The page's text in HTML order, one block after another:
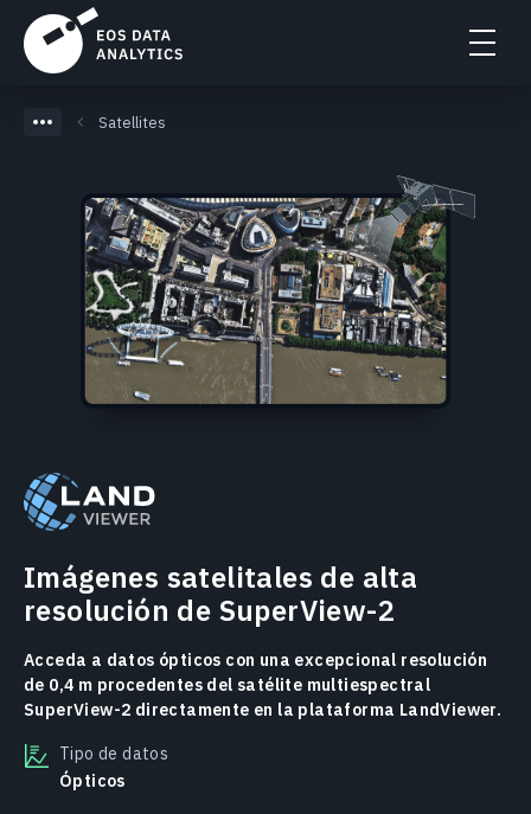
Satellites
Imágenes satelitales de alta
resolución de SuperView-2
Acceda a datos ópticos con una excepcional resolución
de 0,4 m procedentes del satélite multiespectral
SuperView-2 directamente en la plataforma LandViewer.
Tipo de datos
Ópticos